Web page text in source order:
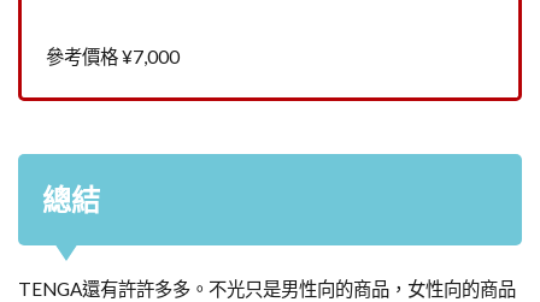
參考價格 ¥7,000
總結
TENGA還有許許多多。不光只是男性向的商品，女性向的商品